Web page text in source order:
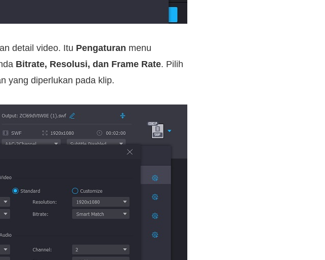
detail video. Itu Pengaturan menu
Bitrate, Resolusi, dan Frame Rate. Pilih
yang diperlukan pada klip.